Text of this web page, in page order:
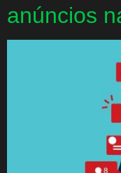
anúncios